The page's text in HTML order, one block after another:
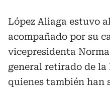
López Aliaga estuvo
acompañado por su
vicepresidenta
general retirado de la
quienes también han